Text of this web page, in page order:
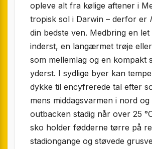
opleve alt fra kølige aftener i
tropisk sol i Darwin – derfor er
din bedste ven. Medbring en
inderst, en langærmet trøje
som mellemlag og en kompakt
yderst. I sydlige byer kan
dykke til encyfrerede tal efter
mens middagsvarmen i nord og
outbacken stadig når over 25
sko holder fødderne tørre på
stadiongange og støvede